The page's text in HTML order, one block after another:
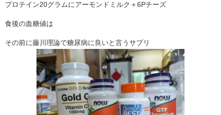
プロテイン20グラムにアーモンドミルク＋6Pチーズ
食後の血糖値は
その前に藤川理論で糖尿病に良いと言うサプリ